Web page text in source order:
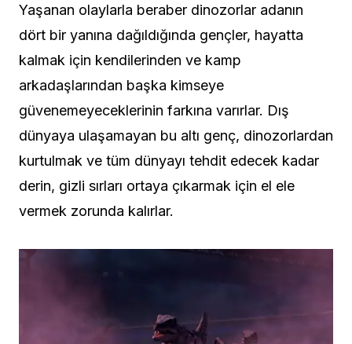
Yaşanan olaylarla beraber dinozorlar adanın
dört bir yanına dağıldığında gençler, hayatta
kalmak için kendilerinden ve kamp
arkadaşlarından başka kimseye
güvenemeyeceklerinin farkına varırlar. Dış
dünyaya ulaşamayan bu altı genç, dinozorlardan
kurtulmak ve tüm dünyayı tehdit edecek kadar
derin, gizli sırları ortaya çıkarmak için el ele
vermek zorunda kalırlar.